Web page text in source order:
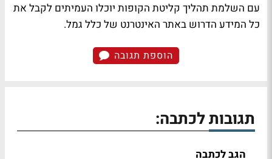
עם השלמת תהליך קליטת הקופות יוכלו העמיתים לקבל את
כל המידע הדרוש באתר האינטרנט של כלל גמל.
הוספת תגובה
תגובות לכתבה:
הגב לכתבה